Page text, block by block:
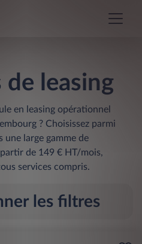
de leasing
en leasing opérationnel
? Choisissez parmi
une large gamme de
de 149 € HT/mois,
services compris.
les filtres